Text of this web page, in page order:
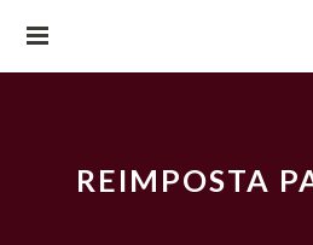
REIMPOSTA